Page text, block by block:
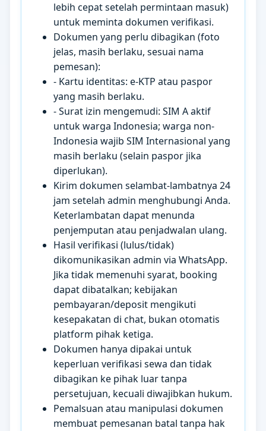
lebih cepat setelah permintaan masuk)
untuk meminta dokumen verifikasi.
Dokumen yang perlu dibagikan (foto
jelas, masih berlaku, sesuai nama
pemesan):
- Kartu identitas: e-KTP atau paspor
yang masih berlaku.
- Surat izin mengemudi: SIM A aktif
untuk warga Indonesia; warga non-
Indonesia wajib SIM Internasional yang
masih berlaku (selain paspor jika
diperlukan).
Kirim dokumen selambat-lambatnya 24
jam setelah admin menghubungi Anda.
Keterlambatan dapat menunda
penjemputan atau penjadwalan ulang.
Hasil verifikasi (lulus/tidak)
dikomunikasikan admin via WhatsApp.
Jika tidak memenuhi syarat, booking
dapat dibatalkan; kebijakan
pembayaran/deposit mengikuti
kesepakatan di chat, bukan otomatis
platform pihak ketiga.
Dokumen hanya dipakai untuk
keperluan verifikasi sewa dan tidak
dibagikan ke pihak luar tanpa
persetujuan, kecuali diwajibkan hukum.
Pemalsuan atau manipulasi dokumen
membuat pemesanan batal tanpa hak